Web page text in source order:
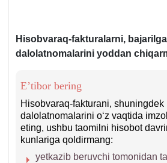
Hisobvaraq-fakturalarni,
dalolatnomalarini yoddan
E’tibor bering
Hisobvaraq-fakturani,
dalolatnomalarini oʻz vaqtida
eting, ushbu taomilni hisobot
kunlariga qoldirmang:
yetkazib beruvchi tomonidan